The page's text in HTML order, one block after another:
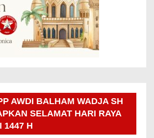
AWDI BALHAM WADJA SH
SELAMAT HARI RAYA
1447 H